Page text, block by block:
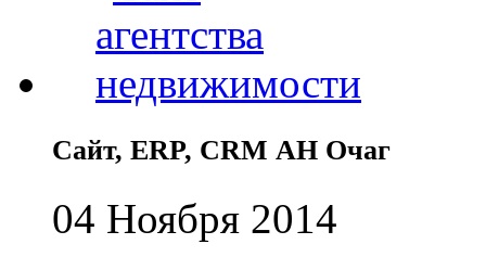
Сайт, ERP, CRM АН Очаг
04 Ноября 2014